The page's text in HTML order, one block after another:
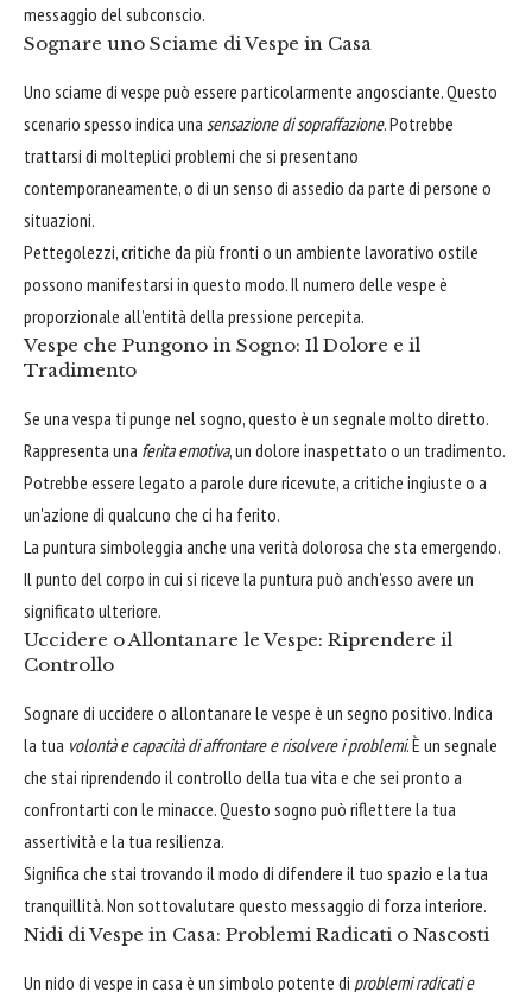
messaggio del subconscio.
Sognare uno Sciame di Vespe in Casa
Uno sciame di vespe può essere particolarmente angosciante. Questo
scenario spesso indica una sensazione di sopraffazione. Potrebbe
trattarsi di molteplici problemi che si presentano
contemporaneamente, o di un senso di assedio da parte di persone o
situazioni.
Pettegolezzi, critiche da più fronti o un ambiente lavorativo ostile
possono manifestarsi in questo modo. Il numero delle vespe è
proporzionale all'entità della pressione percepita.
Vespe che Pungono in Sogno: Il Dolore e il
Tradimento
Se una vespa ti punge nel sogno, questo è un segnale molto diretto.
Rappresenta una ferita emotiva, un dolore inaspettato o un tradimento.
Potrebbe essere legato a parole dure ricevute, a critiche ingiuste o a
un'azione di qualcuno che ci ha ferito.
La puntura simboleggia anche una verità dolorosa che sta emergendo.
Il punto del corpo in cui si riceve la puntura può anch'esso avere un
significato ulteriore.
Uccidere o Allontanare le Vespe: Riprendere il
Controllo
Sognare di uccidere o allontanare le vespe è un segno positivo. Indica
la tua volontà e capacità di affrontare e risolvere i problemi. È un segnale
che stai riprendendo il controllo della tua vita e che sei pronto a
confrontarti con le minacce. Questo sogno può riflettere la tua
assertività e la tua resilienza.
Significa che stai trovando il modo di difendere il tuo spazio e la tua
tranquillità. Non sottovalutare questo messaggio di forza interiore.
Nidi di Vespe in Casa: Problemi Radicati o Nascosti
Un nido di vespe in casa è un simbolo potente di problemi radicati e